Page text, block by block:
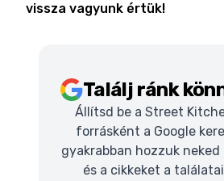
vissza vagyunk értük!
Találj ránk
Állítsd be a Street
forrásként a Google
gyakrabban hozzuk
és a cikkeket a